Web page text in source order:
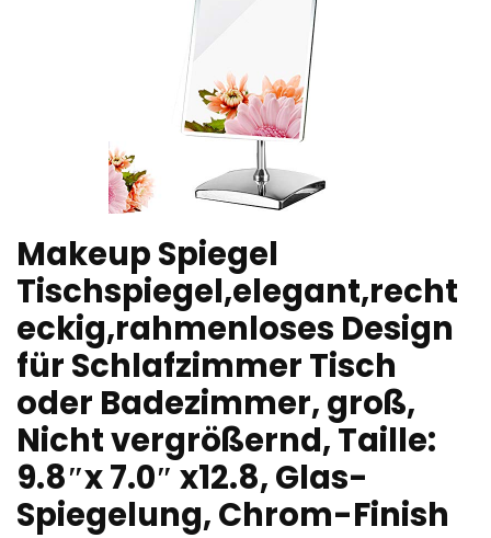
Makeup Spiegel
Tischspiegel,elegant,recht
eckig,rahmenloses Design
für Schlafzimmer Tisch
oder Badezimmer, groß,
Nicht vergrößernd, Taille:
9.8″x 7.0″ x12.8, Glas-
Spiegelung, Chrom-Finish